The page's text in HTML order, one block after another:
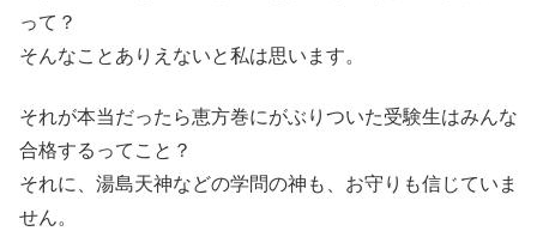
って？
そんなことありえないと私は思います。
それが本当だったら恵方巻にがぶりついた受験生はみんな
合格するってこと？
それに、湯島天神などの学問の神も、お守りも信じていま
せん。